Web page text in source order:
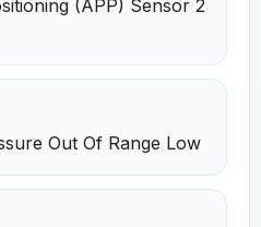
(APP) Sensor 2
Out Of Range Low